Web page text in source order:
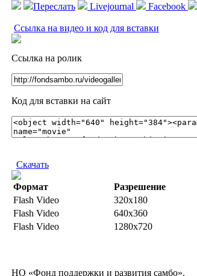
Переслать
Livejournal Facebook
Ссылка на видео и код для вставки
Ссылка на ролик
Код для вставки на сайт
Скачать
Формат Разрешение
Flash Video
320x180
Flash Video
640x360
Flash Video
1280x720
НО «Фонд поддержки и развития самбо».